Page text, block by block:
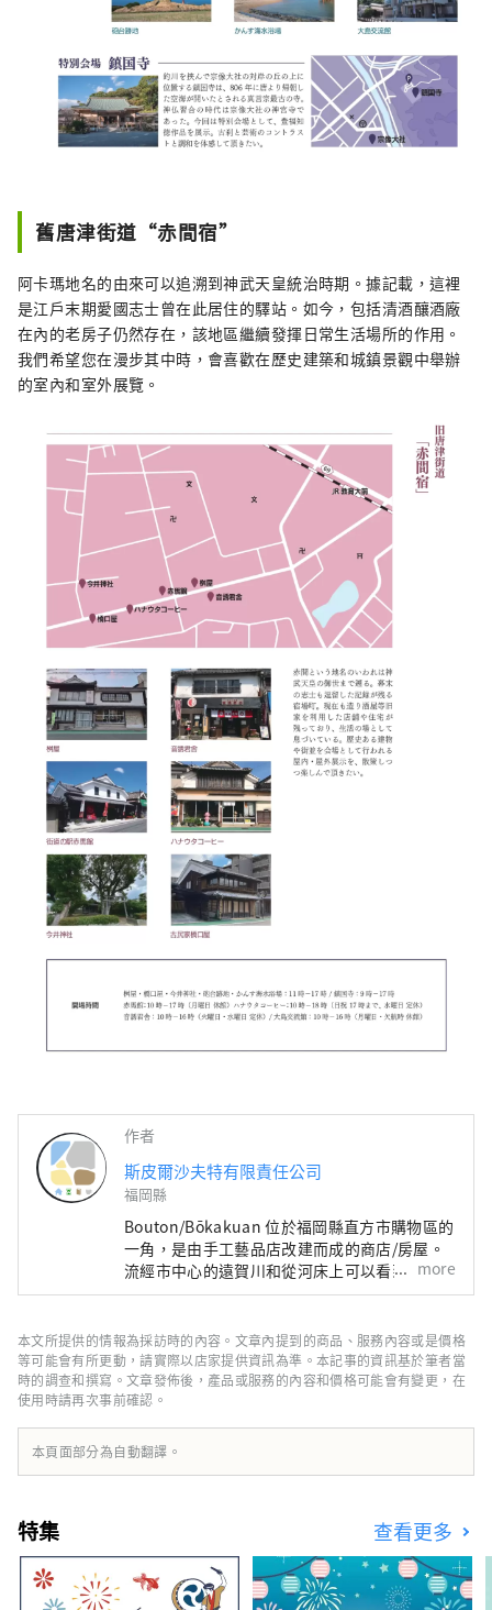
舊唐津街道“赤間宿”
阿卡瑪地名的由來可以追溯到神武天皇統治時期。據記載，這裡
是江戶末期愛國志士曾在此居住的驛站。如今，包括清酒釀酒廠
在內的老房子仍然存在，該地區繼續發揮日常生活場所的作用。
我們希望您在漫步其中時，會喜歡在歷史建築和城鎮景觀中舉辦
的室內和室外展覽。
作者
斯皮爾沙夫特有限責任公司
福岡縣
Bouton/Bōkakuan 位於福岡縣直方市購物區的
一角，是由手工藝品店改建而成的商店/房屋。
流經市中心的遠賀川和從河床上可以看到的福地
山非常美麗。 您可以在市中心悠閒地度過時
故事、看書、拍照、散步。 照顧望岳庵的花園
也是我時間的重要部分。讓我們慢慢交談，分享
一些安靜的時光。
more
本文所提供的情報為採訪時的內容。文章內提到的商品、服務內容或是價格
等可能會有所更動，請實際以店家提供資訊為準。本記事的資訊基於筆者當
時的調查和撰寫。文章發佈後，產品或服務的內容和價格可能會有變更，在
使用時請再次事前確認。
本頁面部分為自動翻譯。
特集 查看更多